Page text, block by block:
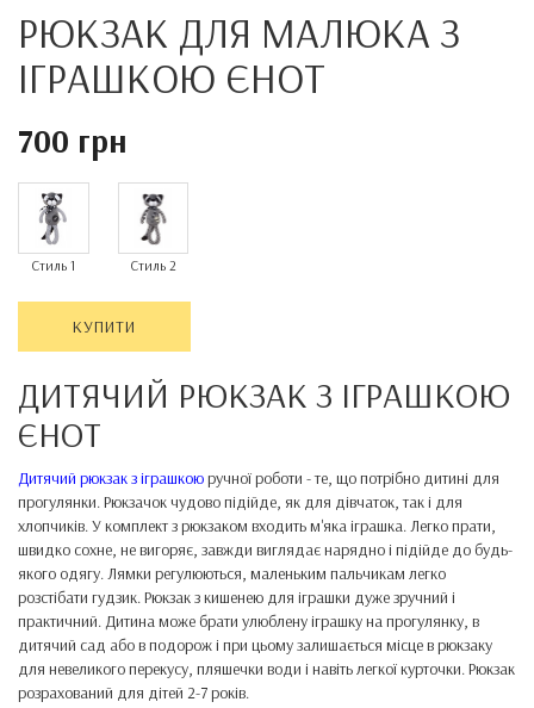
РЮКЗАК ДЛЯ МАЛЮКА З
ІГРАШКОЮ ЄНОТ
700 грн
Стиль 1 Стиль 2
КУПИТИ
ДИТЯЧИЙ РЮКЗАК З ІГРАШКОЮ
ЄНОТ
Дитячий рюкзак з іграшкоюручної роботи - те, що потрібно дитині для
прогулянки. Рюкзачок чудово підійде, як для дівчаток, так і для
хлопчиків. У комплект з рюкзаком входить м'яка іграшка. Легко прати,
швидко сохне, не вигоряє, завжди виглядає нарядно і підійде до будь-
якого одягу. Лямки регулюються, маленьким пальчикам легко
розстібати гудзик. Рюкзак з кишенею для іграшки дуже зручний і
практичний. Дитина може брати улюблену іграшку на прогулянку, в
дитячий сад або в подорож і при цьому залишається місце в рюкзаку
для невеликого перекусу, пляшечки води і навіть легкої курточки. Рюкзак
розрахований для дітей 2-7 років.